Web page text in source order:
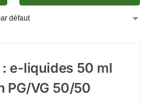
e-liquides 50 ml
PG/VG 50/50